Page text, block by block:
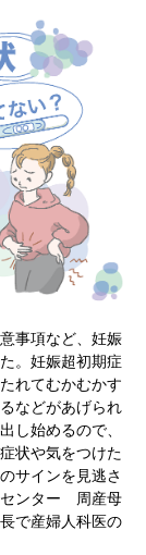
事項など、妊娠
。妊娠超初期症
れてむかむかす
などがあげられ
し始めるので、
状や気をつけた
サインを見逃さ
センター 周産母
で産婦人科医の